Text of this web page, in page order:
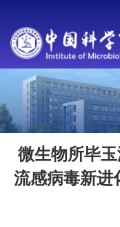
微生物所毕
流感病毒新进